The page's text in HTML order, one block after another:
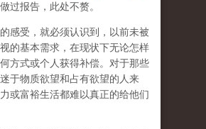
过报告，此处不赘。
感受，就必须认识到，以前未被
的基本需求，在现状下无论怎样
方式或个人获得补偿。对于那些
于物质欲望和占有欲望的人来
或富裕生活都难以真正的给他们